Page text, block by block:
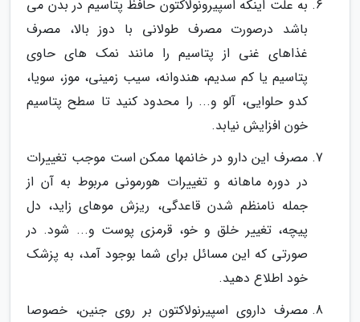
به علت اینکه اسپیرونولاکتون حافظ پتاسیم در بدن می
باشد درصورت مصرف طولانی با دوز بالا، مصرف
غذاهای غنی از پتاسیم را مانند نمک های حاوی
پتاسیم یا کم سدیم، هندوانه، سیب زمینی، موز، سویا،
کدو حلوایی، آلو و... را محدود کنید تا سطح پتاسیم
خون افزایش نیابد.
مصرف این دارو در خانمها ممکن است موجب تغییرات
در دوره ماهانه و تغییرات هورمونی مربوط به آن از
جمله نامنظم شدن قاعدگی، ریزش موهای زاید، دل
پیچه، تغییر خلق و خو، قرمزی پوست و... شود. در
صورتی که این مسائل برای شما بوجود آمد، به پزشک
خود اطلاع دهید.
مصرف داروی اسپیرنولاکتون بر روی جنین، خصوصا